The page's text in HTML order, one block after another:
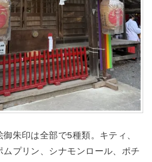
朱印は全部で5種類。キティ、
ムプリン、シナモンロール、ポチ